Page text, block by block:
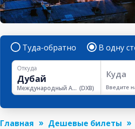
Туда-обратно В одну
Откуда
Международный Аэропорт Дубая (DXB)
Куда
Введите
Главная Дешевые билеты